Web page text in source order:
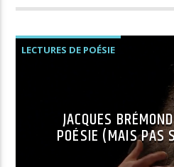
LECTURES DE POÉSIE
JACQUES
POÉSIE (MAIS PAS